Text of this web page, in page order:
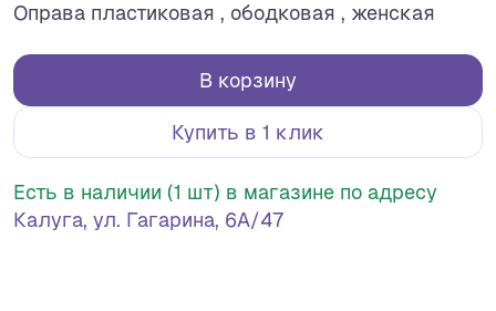
Оправа пластиковая , ободковая , женская
В корзину
Купить в 1 клик
Есть в наличии (1 шт) в магазине по адресу
Калуга, ул. Гагарина, 6А/47